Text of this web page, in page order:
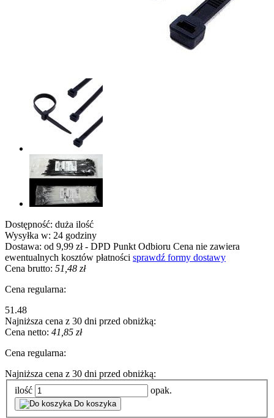
Dostępność: duża ilość
Wysyłka w: 24 godziny
Dostawa: od 9,99 zł - DPD Punkt Odbioru Cena nie zawiera
ewentualnych kosztów płatności sprawdź formy dostawy
Cena brutto: 51,48 zł
Cena regularna:
51.48
Najniższa cena z 30 dni przed obniżką:
Cena netto: 41,85 zł
Cena regularna:
Najniższa cena z 30 dni przed obniżką:
ilość
opak.
Do koszyka